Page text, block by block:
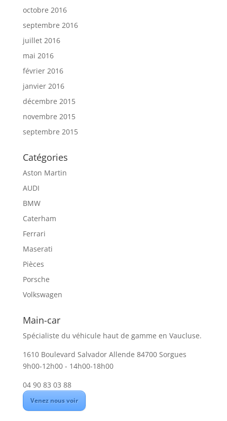
octobre 2016
septembre 2016
juillet 2016
mai 2016
février 2016
janvier 2016
décembre 2015
novembre 2015
septembre 2015
Catégories
Aston Martin
AUDI
BMW
Caterham
Ferrari
Maserati
Pièces
Porsche
Volkswagen
Main-car
Spécialiste du véhicule haut de gamme en Vaucluse.
1610 Boulevard Salvador Allende 84700 Sorgues
9h00-12h00 - 14h00-18h00
04 90 83 03 88
Venez nous voir